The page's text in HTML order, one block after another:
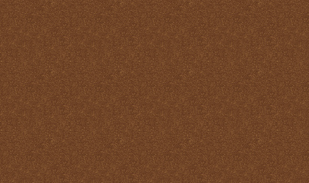
La Santa Misa y la ofrenda
de sí mismo
La Santa Misa y la Palabra
de Dios
La Santa Misa y la pureza
La Santa Misa y la
Resurrección
La Santa Misa y la salud
del alma y del cuerpo
La Santa Misa y la salud
del alma y del cuerpo
La Santa Misa y la